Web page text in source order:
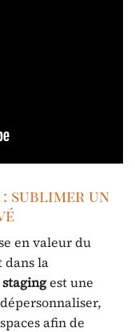
sublimer un
en valeur du
dans la
est une
afin de